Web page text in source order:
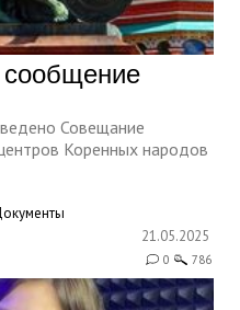
Совещание
Коренных народов
21.05.2025
0 786